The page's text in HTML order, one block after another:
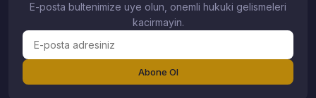
E-posta bultenimize uye olun, onemli hukuki gelismeleri
kacirmayin.
Abone Ol